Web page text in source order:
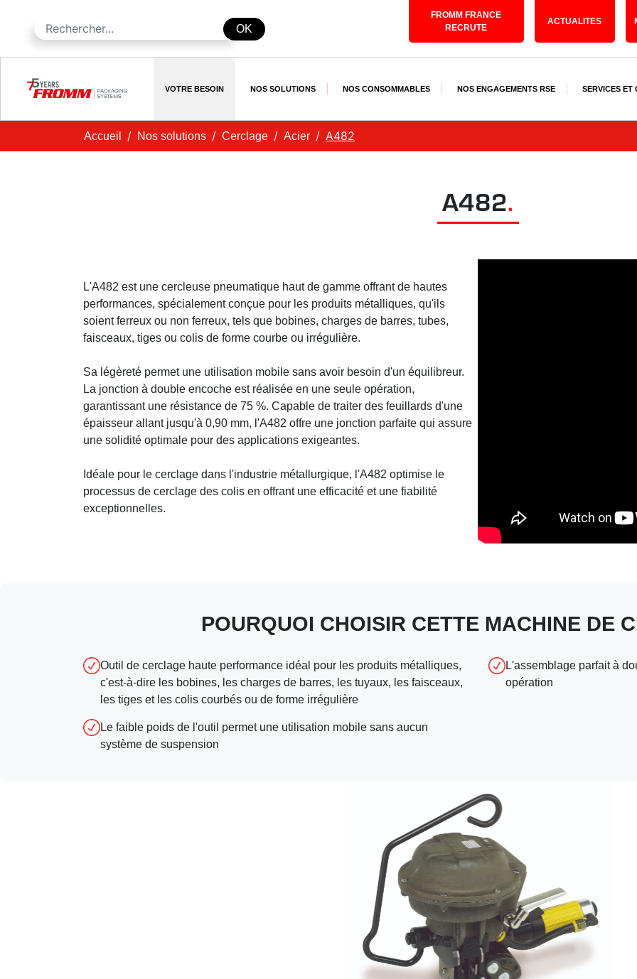
OK
FROMM FRANCE
RECRUTE
ACTUALITES
VOTRE BESOIN NOS SOLUTIONS NOS CONSOMMABLES NOS ENGAGEMENTS RSE SERVICES ET
Accueil Nos solutions Cerclage Acier A482
A482.
L'A482 est une cercleuse pneumatique haut de gamme offrant de hautes
performances, spécialement conçue pour les produits métalliques, qu'ils
soient ferreux ou non ferreux, tels que bobines, charges de barres, tubes,
faisceaux, tiges ou colis de forme courbe ou irrégulière.
Sa légèreté permet une utilisation mobile sans avoir besoin d'un équilibreur.
La jonction à double encoche est réalisée en une seule opération,
garantissant une résistance de 75 %. Capable de traiter des feuillards d'une
épaisseur allant jusqu'à 0,90 mm, l'A482 offre une jonction parfaite qui assure
une solidité optimale pour des applications exigeantes.
Idéale pour le cerclage dans l'industrie métallurgique, l'A482 optimise le
processus de cerclage des colis en offrant une efficacité et une fiabilité
exceptionnelles.
POURQUOI CHOISIR CETTE MACHINE DE
Outil de cerclage haute performance idéal pour les produits métalliques,
c'est-à-dire les bobines, les charges de barres, les tuyaux, les faisceaux,
les tiges et les colis courbés ou de forme irrégulière
L'assemblage parfait à
opération
Le faible poids de l'outil permet une utilisation mobile sans aucun
système de suspension